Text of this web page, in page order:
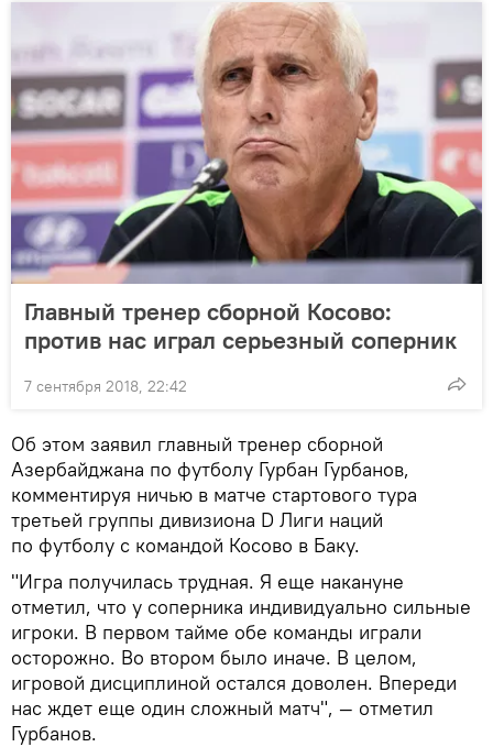
Главный тренер сборной Косово:
против нас играл серьезный соперник
7 сентября 2018, 22:42
Об этом заявил главный тренер сборной
Азербайджана по футболу Гурбан Гурбанов,
комментируя ничью в матче стартового тура
третьей группы дивизиона D Лиги наций
по футболу с командой Косово в Баку.
"Игра получилась трудная. Я еще накануне
отметил, что у соперника индивидуально сильные
игроки. В первом тайме обе команды играли
осторожно. Во втором было иначе. В целом,
игровой дисциплиной остался доволен. Впереди
нас ждет еще один сложный матч", — отметил
Гурбанов.